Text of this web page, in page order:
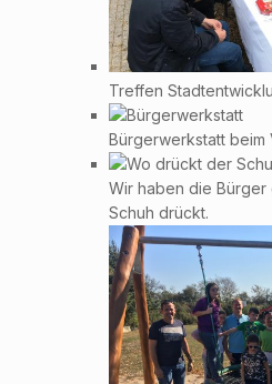
Treffen
Bürgerwerkstatt
Wir haben die
Schuh drückt.